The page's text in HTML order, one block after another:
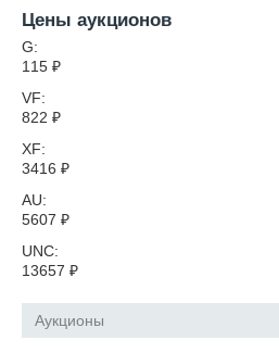
Цены аукционов
G:
115 ₽
VF:
822 ₽
XF:
3416 ₽
AU:
5607 ₽
UNC:
13657 ₽
Аукционы